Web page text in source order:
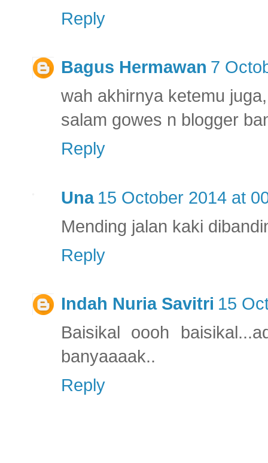
Reply
Bagus Hermawan 7
wah akhirnya ketemu
salam gowes n blogger
Reply
Una 15 October 2014 at
Mending jalan kaki
Reply
Indah Nuria Savitri 15
Baisikal oooh
banyaaaak..
Reply